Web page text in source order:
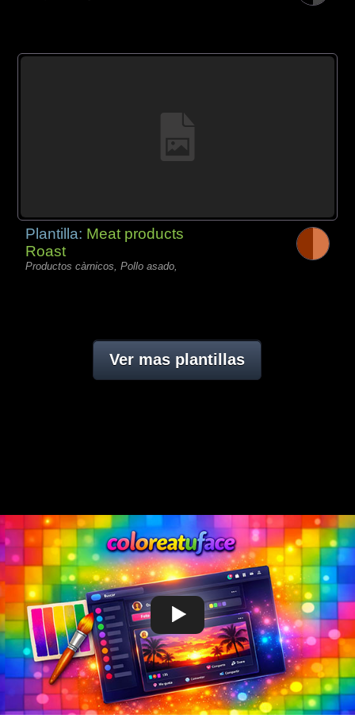
Plantilla: Meat products
Roast
Productos càrnicos, Pollo asado,
Ver mas plantillas